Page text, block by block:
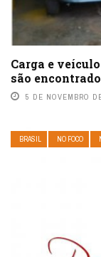
Carga e
são
5 DE NOVEMBRO
BRASIL NO FOCO